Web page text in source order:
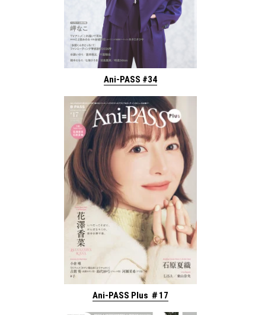
Ani-PASS #34
Ani-PASS Plus ＃17